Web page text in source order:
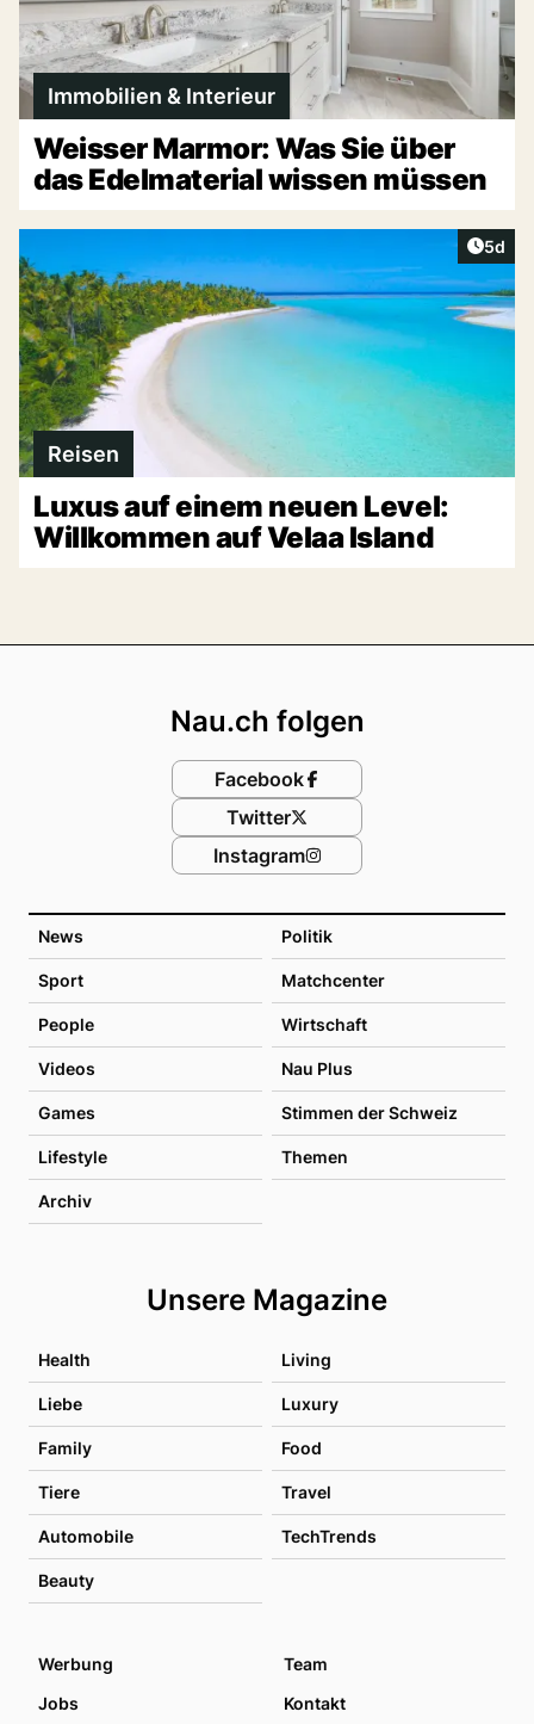
Immobilien & Interieur
Weisser Marmor: Was Sie über
das Edelmaterial wissen müssen
5d
Reisen
Luxus auf einem neuen Level:
Willkommen auf Velaa Island
News Politik
Sport Matchcenter
People Wirtschaft
Videos Nau Plus
Games Stimmen der Schweiz
Lifestyle Themen
Archiv
Unsere Magazine
Health Living
Liebe Luxury
Family Food
Tiere Travel
Automobile TechTrends
Beauty
Nau.ch folgen
Facebook
Twitter
Instagram
Werbung
Team
Jobs
Kontakt